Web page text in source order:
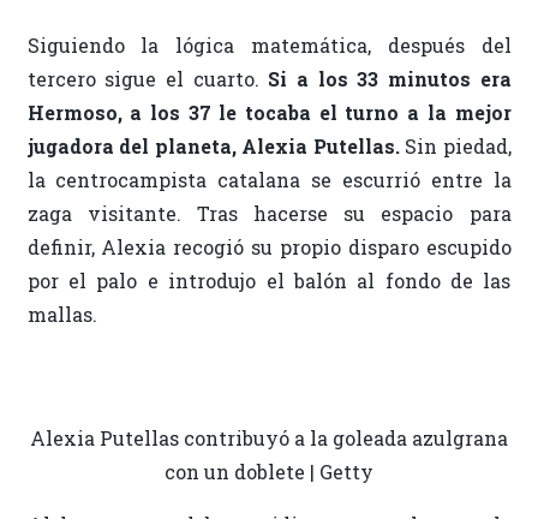
Siguiendo la lógica matemática, después del
tercero sigue el cuarto. Si a los 33 minutos era
Hermoso, a los 37 le tocaba el turno a la mejor
jugadora del planeta, Alexia Putellas.Sin piedad,
la centrocampista catalana se escurrió entre la
zaga visitante. Tras hacerse su espacio para
definir, Alexia recogió su propio disparo escupido
por el palo e introdujo el balón al fondo de las
mallas.
Alexia Putellas contribuyó a la goleada azulgrana
con un doblete | Getty